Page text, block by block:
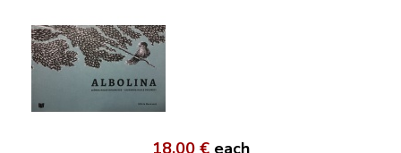
18,00 € each